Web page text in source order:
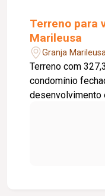
Terreno para
Marileusa
Granja
Terreno com 327,32 m².
condomínio
desenvolvimento
construção;
Excelente opção